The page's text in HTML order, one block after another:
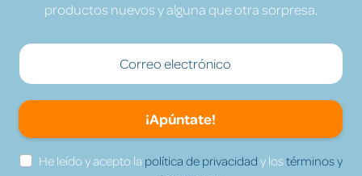
productos nuevos y alguna que otra sorpresa.
¡Apúntate!
He leído y acepto la política de privacidad y lostérminos y